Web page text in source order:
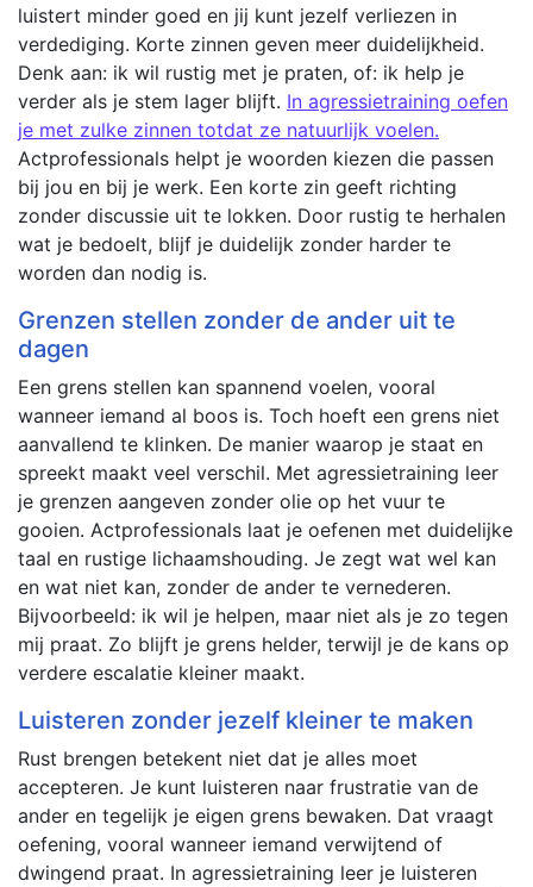
luistert minder goed en jij kunt jezelf verliezen in
verdediging. Korte zinnen geven meer duidelijkheid.
Denk aan: ik wil rustig met je praten, of: ik help je
verder als je stem lager blijft. In agressietraining oefen
je met zulke zinnen totdat ze natuurlijk voelen.
Actprofessionals helpt je woorden kiezen die passen
bij jou en bij je werk. Een korte zin geeft richting
zonder discussie uit te lokken. Door rustig te herhalen
wat je bedoelt, blijf je duidelijk zonder harder te
worden dan nodig is.
Grenzen stellen zonder de ander uit te
dagen
Een grens stellen kan spannend voelen, vooral
wanneer iemand al boos is. Toch hoeft een grens niet
aanvallend te klinken. De manier waarop je staat en
spreekt maakt veel verschil. Met agressietraining leer
je grenzen aangeven zonder olie op het vuur te
gooien. Actprofessionals laat je oefenen met duidelijke
taal en rustige lichaamshouding. Je zegt wat wel kan
en wat niet kan, zonder de ander te vernederen.
Bijvoorbeeld: ik wil je helpen, maar niet als je zo tegen
mij praat. Zo blijft je grens helder, terwijl je de kans op
verdere escalatie kleiner maakt.
Luisteren zonder jezelf kleiner te maken
Rust brengen betekent niet dat je alles moet
accepteren. Je kunt luisteren naar frustratie van de
ander en tegelijk je eigen grens bewaken. Dat vraagt
oefening, vooral wanneer iemand verwijtend of
dwingend praat. In agressietraining leer je luisteren